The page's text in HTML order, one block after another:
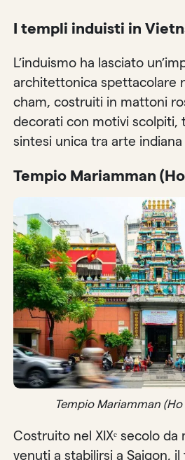
I templi induisti in
L’induismo ha lasciato
architettonica spettacolare
cham, costruiti in mattoni
decorati con motivi scolpiti,
sintesi unica tra arte
Tempio Mariamman
Tempio Mariamman
Costruito nel XIXᵉ secolo
venuti a stabilirsi a Saigon,